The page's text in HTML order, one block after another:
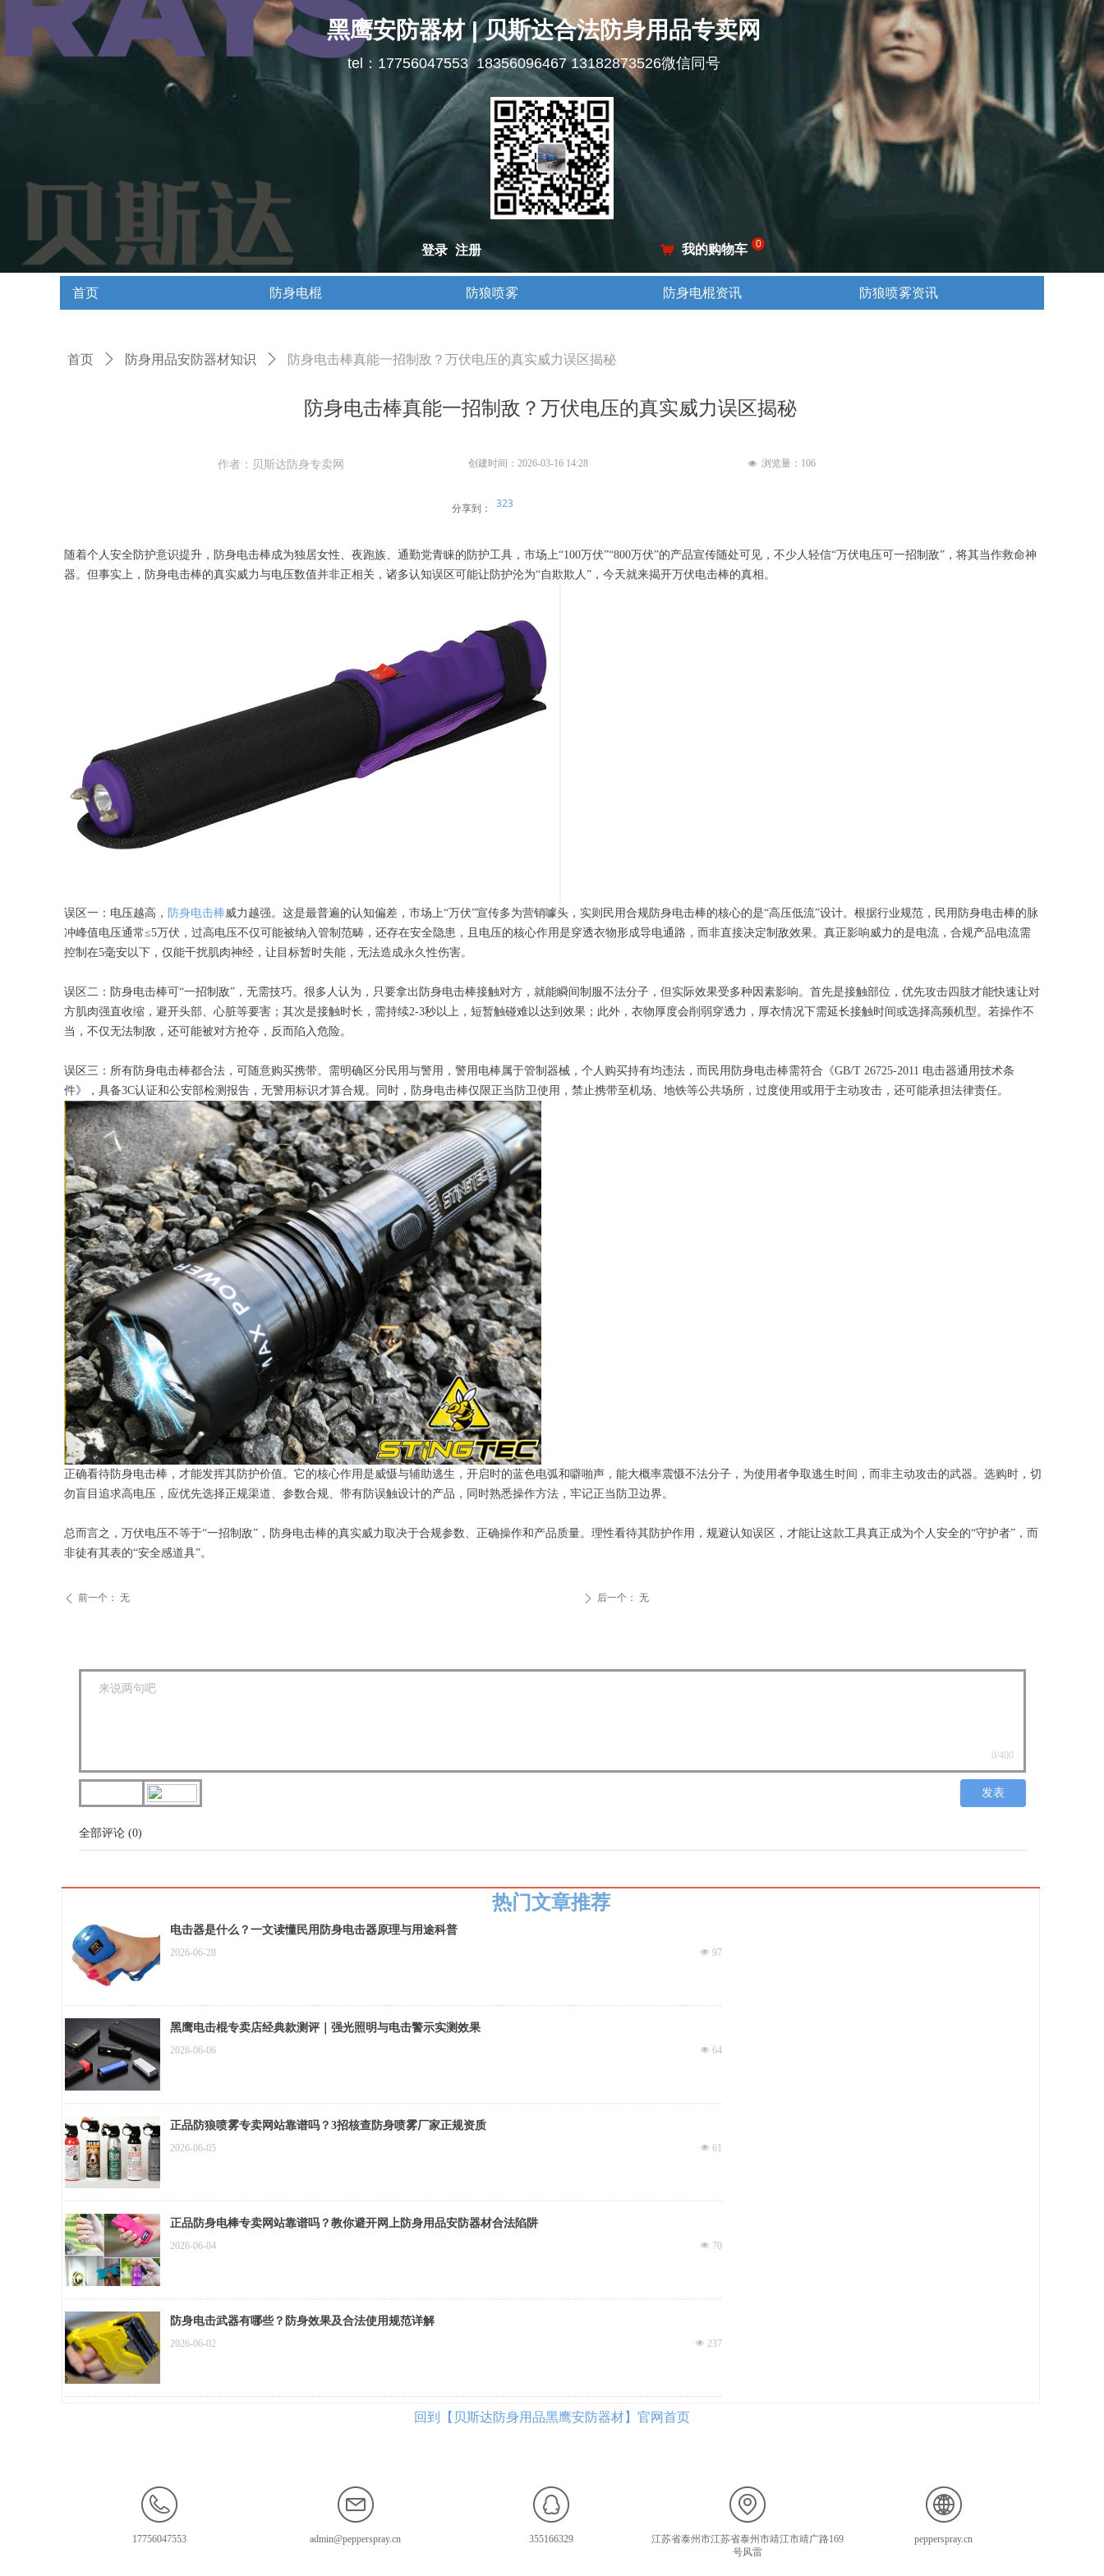
首页 防身电棍 防狼喷雾 防身电棍资讯 防狼喷雾资讯
黑鹰安防器材 | 贝斯达合法防身用品专卖网
낙 我的购物车 0
登录 注册
tel：17756047553 18356096467 13182873526微信同号
防身电击棒真能一招制敌？万伏电压的真实威力误区揭秘
随着个人安全防护意识提升，防身电击棒成为独居女性、夜跑族、通勤党青睐的防护工具，市场上“100万伏”“800万伏”的产品宣传随处可见，不少人轻信“万伏电压可一招制敌”，将其当作救命神
器。但事实上，防身电击棒的真实威力与电压数值并非正相关，诸多认知误区可能让防护沦为“自欺欺人”，今天就来揭开万伏电击棒的真相。
误区一：电压越高， 防身电击棒威力越强。这是最普遍的认知偏差，市场上“万伏”宣传多为营销噱头，实则民用合规防身电击棒的核心的是“高压低流”设计。根据行业规范，民用防身电击棒的脉
冲峰值电压通常≤5万伏，过高电压不仅可能被纳入管制范畴，还存在安全隐患，且电压的核心作用是穿透衣物形成导电通路，而非直接决定制敌效果。真正影响威力的是电流，合规产品电流需
控制在5毫安以下，仅能干扰肌肉神经，让目标暂时失能，无法造成永久性伤害。
误区二：防身电击棒可“一招制敌”，无需技巧。很多人认为，只要拿出防身电击棒接触对方，就能瞬间制服不法分子，但实际效果受多种因素影响。首先是接触部位，优先攻击四肢才能快速让对
方肌肉强直收缩，避开头部、心脏等要害；其次是接触时长，需持续2-3秒以上，短暂触碰难以达到效果；此外，衣物厚度会削弱穿透力，厚衣情况下需延长接触时间或选择高频机型。若操作不
当，不仅无法制敌，还可能被对方抢夺，反而陷入危险。
误区三：所有防身电击棒都合法，可随意购买携带。需明确区分民用与警用，警用电棒属于管制器械，个人购买持有均违法，而民用防身电击棒需符合《GB/T 26725-2011 电击器通用技术条
件》，具备3C认证和公安部检测报告，无警用标识才算合规。同时，防身电击棒仅限正当防卫使用，禁止携带至机场、地铁等公共场所，过度使用或用于主动攻击，还可能承担法律责任。
正确看待防身电击棒，才能发挥其防护价值。它的核心作用是威慑与辅助逃生，开启时的蓝色电弧和噼啪声，能大概率震慑不法分子，为使用者争取逃生时间，而非主动攻击的武器。选购时，切
勿盲目追求高电压，应优先选择正规渠道、参数合规、带有防误触设计的产品，同时熟悉操作方法，牢记正当防卫边界。
总而言之，万伏电压不等于“一招制敌”，防身电击棒的真实威力取决于合规参数、正确操作和产品质量。理性看待其防护作用，规避认知误区，才能让这款工具真正成为个人安全的“守护者”，而
非徒有其表的“安全感道具”。
分享到： 323
创建时间： 2026-03-16 14:28
首页 ꄲ 防身用品安防器材知识 ꄲ 防身电击棒真能一招制敌？万伏电压的真实威力误区揭秘
0/400
发表
全部评论 (0)
作者：贝斯达防身专卖网
热门文章推荐
电击器是什么？一文读懂民用防身电击器原理与用途科普
넶 97
2026-06-28
黑鹰电击棍专卖店经典款测评｜强光照明与电击警示实测效果
넶 64
2026-06-06
正品防狼喷雾专卖网站靠谱吗？3招核查防身喷雾厂家正规资质
넶 61
2026-06-05
正品防身电棒专卖网站靠谱吗？教你避开网上防身用品安防器材合法陷阱
넶 70
2026-06-04
防身电击武器有哪些？防身效果及合法使用规范详解
넶 237
2026-06-02
ꄴ 前一个： 无 ꄲ 后一个： 无
넶 浏览量： 106
回到【贝斯达防身用品黑鹰安防器材】官网首页
17756047553 admin@pepperspray.cn 355166329
江苏省泰州市江苏省泰州市靖江市靖广路169
号风雷
pepperspray.cn